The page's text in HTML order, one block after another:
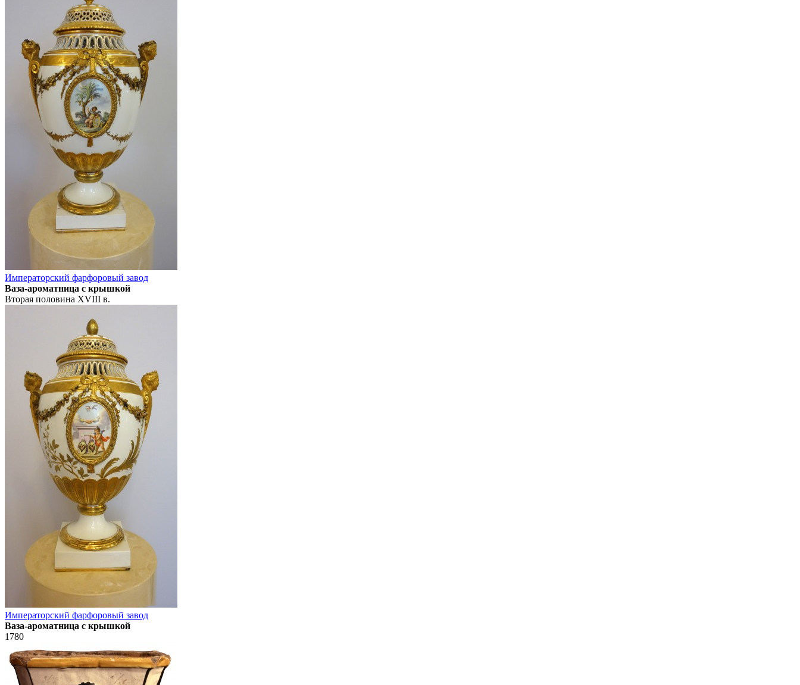
Императорский фарфоровый завод
Ваза-ароматница с крышкой
Вторая половина XVIII в.
Императорский фарфоровый завод
Ваза-ароматница с крышкой
1780